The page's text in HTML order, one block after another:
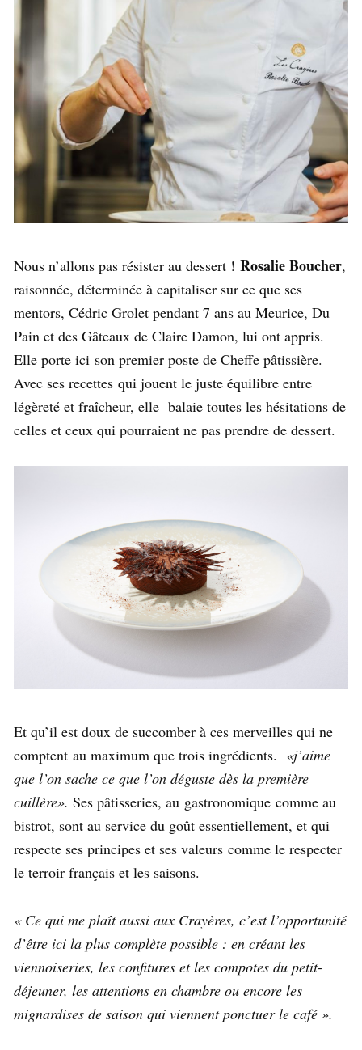
Nous n’allons pas résister au dessert ! Rosalie Boucher,
raisonnée, déterminée à capitaliser sur ce que ses
mentors, Cédric Grolet pendant 7 ans au Meurice, Du
Pain et des Gâteaux de Claire Damon, lui ont appris.
Elle porte ici son premier poste de Cheffe pâtissière.
Avec ses recettes qui jouent le juste équilibre entre
légèreté et fraîcheur, elle balaie toutes les hésitations de
celles et ceux qui pourraient ne pas prendre de dessert.
Et qu’il est doux de succomber à ces merveilles qui ne
comptent au maximum que trois ingrédients. «j’aime
que l’on sache ce que l’on déguste dès la première
cuillère». Ses pâtisseries, au gastronomique comme au
bistrot, sont au service du goût essentiellement, et qui
respecte ses principes et ses valeurs comme le respecter
le terroir français et les saisons.
« Ce qui me plaît aussi aux Crayères, c’est l’opportunité
d’être ici la plus complète possible : en créant les
viennoiseries, les confitures et les compotes du petit-
déjeuner, les attentions en chambre ou encore les
mignardises de saison qui viennent ponctuer le café ».